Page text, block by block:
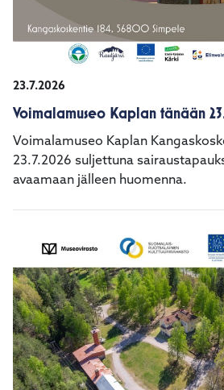
23.7.2026
Voimalamuseo Kaplan tänään
Voimalamuseo Kaplan
23.7.2026 suljettuna
avaamaan jälleen huomenna.